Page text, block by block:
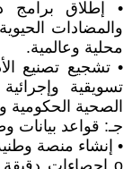
• إطلاق برامج
والمضادات
محلية وعالمية.
• تشجيع تصنيع
تسويقية
الصحية الحكومية
جـ: قواعد
• إنشاء منصة